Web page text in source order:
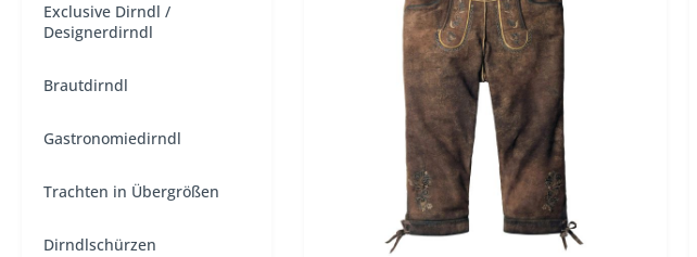
Exclusive Dirndl /
Designerdirndl
Brautdirndl
Gastronomiedirndl
Trachten in Übergrößen
Dirndlschürzen